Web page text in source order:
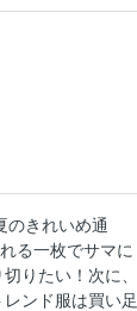
きれいめ通
る一枚でサマに
りたい！次に、
ンド服は買い足